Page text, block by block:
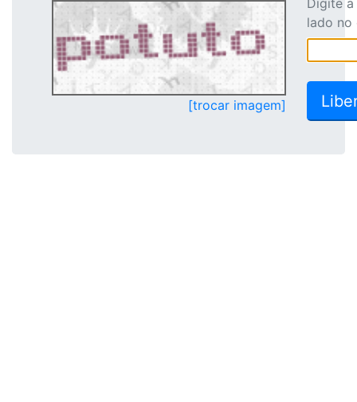
[trocar imagem]
Digite
lado no